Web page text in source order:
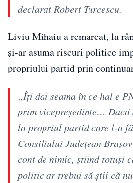
declarat Robert Turcescu.
Liviu Mihaiu a remarcat, la
și-ar asuma riscuri politice
propriului partid prin
„Îți dai seama în ce hal e
prim vicepreședinte… Dacă
la propriul partid care l-a
Consiliului Județean
cont de nimic, știind totuși
politic ar trebui să știi că